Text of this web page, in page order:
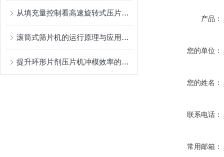
从填充量控制看高速旋转式压片机在制药中的应用优势
滚筒式筛片机的运行原理与应用优势解析
提升环形片剂压片机冲模效率的技术创新
产品：
您的单位：
您的姓名：
联系电话：
常用邮箱：